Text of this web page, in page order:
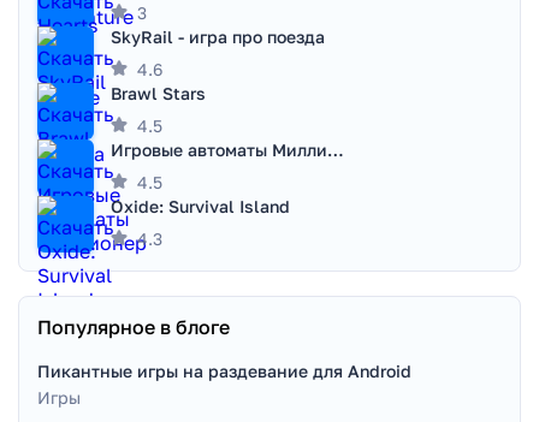
3
SkyRail - игра про поезда
4.6
Brawl Stars
4.5
Игровые автоматы Миллионер
4.5
Oxide: Survival Island
4.3
Популярное в блоге
Пикантные игры на раздевание для Android
Игры